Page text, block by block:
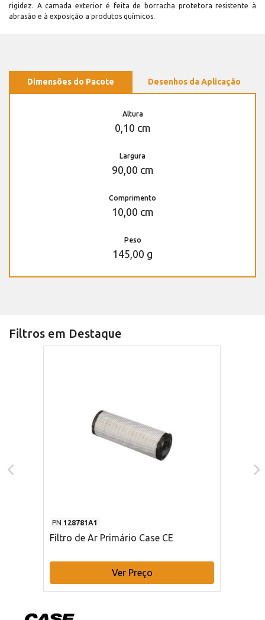
rigidez. A camada exterior é feita de borracha protetora resistente à
abrasão e à exposição a produtos químicos.
Dimensões do Pacote Desenhos da Aplicação
Altura
0,10 cm
Largura
90,00 cm
Comprimento
10,00 cm
Peso
145,00 g
Filtros em Destaque
PN 128781A1
Filtro de Ar Primário Case CE
Ver Preço